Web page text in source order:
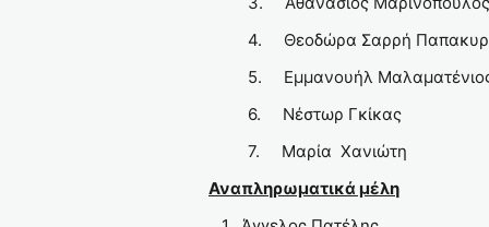
4. Θεοδώρα Σαρρή
5. Εμμανουήλ
6. Νέστωρ Γκίκας
7. Μαρία Χανιώτη
Αναπληρωματικά μέλη